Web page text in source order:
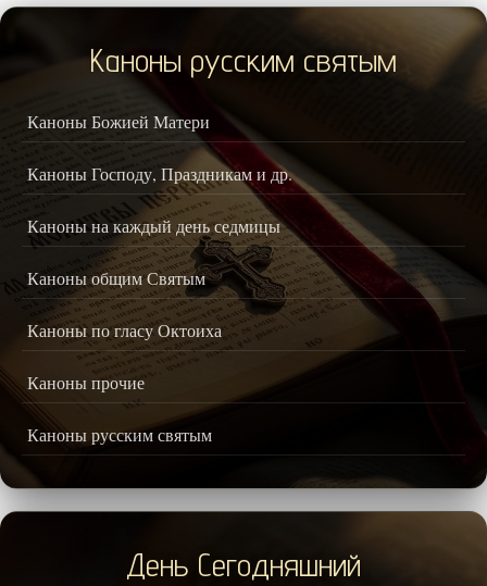
Каноны русским святым
Каноны Божией Матери
Каноны Господу, Праздникам и др.
Каноны на каждый день седмицы
Каноны общим Святым
Каноны по гласу Октоиха
Каноны прочие
Каноны русским святым
День Сегодняшний